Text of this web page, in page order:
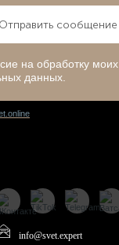
Отправить сообщение
на обработку моих
данных.
info@svet.expert